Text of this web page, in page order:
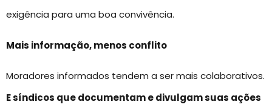
exigência para uma boa convivência.
Mais informação, menos conflito
Moradores informados tendem a ser mais colaborativos.
E síndicos que documentam e divulgam suas ações